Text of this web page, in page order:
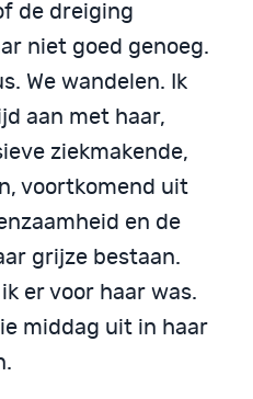
de dreiging
niet goed genoeg.
We wandelen. Ik
aan met haar,
ziekmakende,
voortkomend uit
en de
grijze bestaan.
er voor haar was.
middag uit in haar